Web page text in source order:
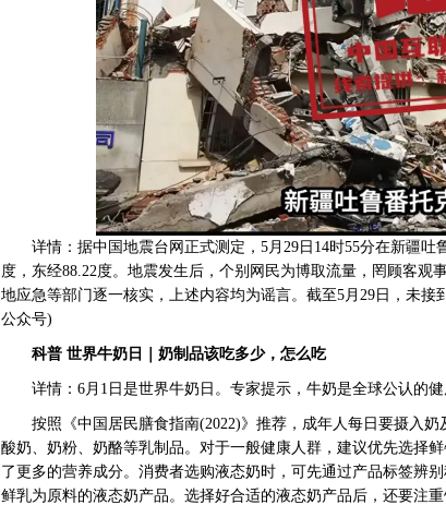
详情：据中国地震台网正式测定，5月29日14时55分在新疆吐
度，东经88.22度。地震发生后，个别网民为博取流量，罔顾客观
地应急等部门逐一核实，上述内容均为谣言。截至5月29日，未
公众号)
科普 世界牛奶日｜奶制品该吃多少，怎么吃
详情：6月1日是世界牛奶日。专家提示，牛奶是全球公认的健
按照《中国居民膳食指南(2022)》推荐，成年人每日要摄入奶
酸奶、奶粉、奶酪等乳制品。对于一般健康人群，建议优先选择
了更多的营养成分。消费者选购液态奶时，可先通过产品标签辨
鲜乳为原料的液态奶产品。选择好合适的液态奶产品后，还要注